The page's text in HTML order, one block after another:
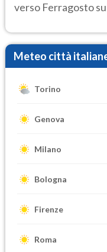
verso Ferragosto
Meteo città
Torino
Genova
Milano
Bologna
Firenze
Roma